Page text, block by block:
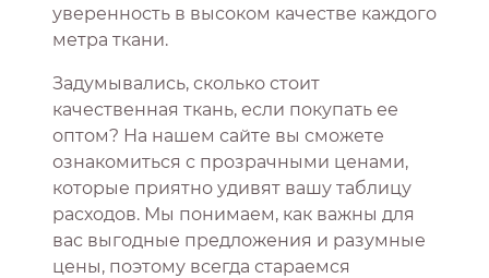
уверенность в высоком качестве каждого
метра ткани.
Задумывались, сколько стоит
качественная ткань, если покупать ее
оптом? На нашем сайте вы сможете
ознакомиться с прозрачными ценами,
которые приятно удивят вашу таблицу
расходов. Мы понимаем, как важны для
вас выгодные предложения и разумные
цены, поэтому всегда стараемся